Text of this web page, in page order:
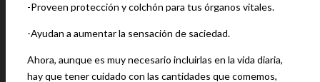
-Proveen protección y colchón para tus órganos vitales.
-Ayudan a aumentar la sensación de saciedad.
Ahora, aunque es muy necesario incluirlas en la vida diaria,
hay que tener cuidado con las cantidades que comemos,